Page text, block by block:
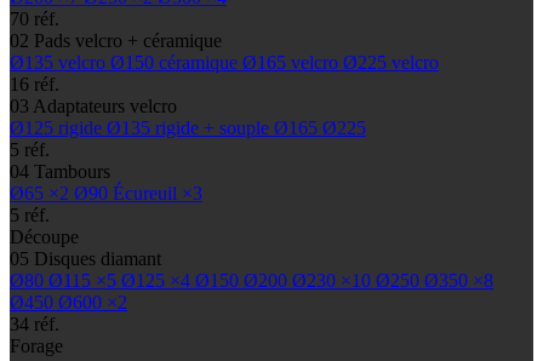
70 réf.
02 Pads velcro + céramique
Ø135 velcro Ø150 céramique Ø165 velcro Ø225 velcro
16 réf.
03 Adaptateurs velcro
Ø125 rigide Ø135 rigide + souple Ø165 Ø225
5 réf.
04 Tambours
Ø65 ×2 Ø90 Écureuil ×3
5 réf.
Découpe
05 Disques diamant
Ø80 Ø115 ×5 Ø125 ×4 Ø150 Ø200 Ø230 ×10 Ø250 Ø350 ×8
Ø450 Ø600 ×2
34 réf.
Forage